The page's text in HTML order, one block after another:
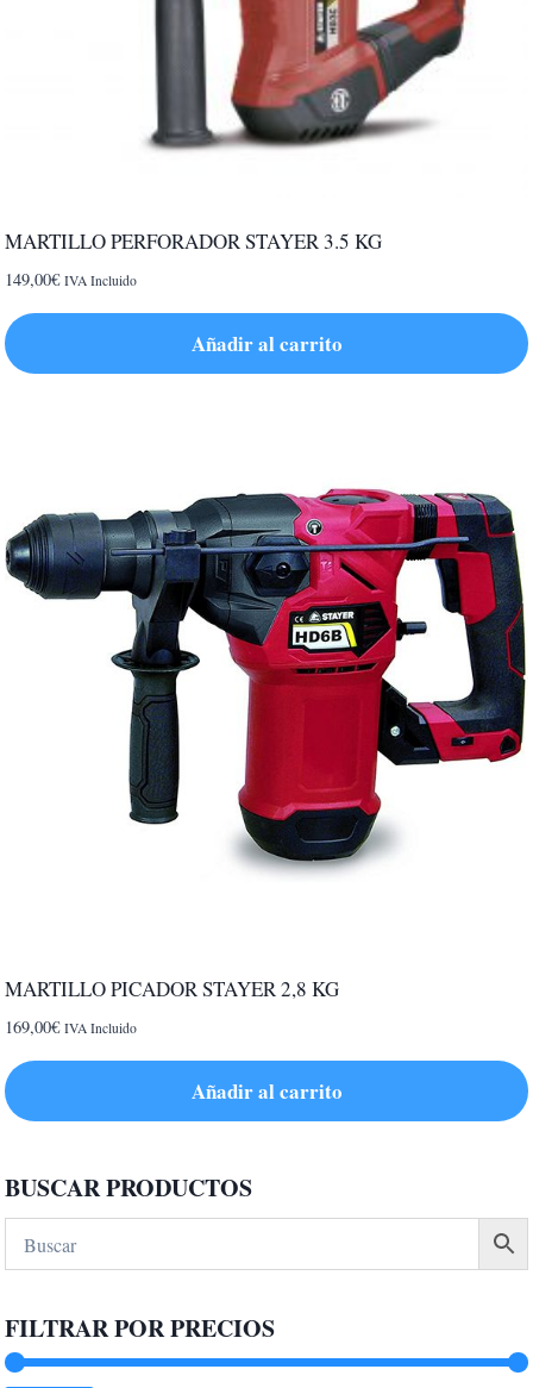
MARTILLO PERFORADOR STAYER 3.5 KG
149,00€ IVA Incluido
Añadir al carrito
MARTILLO PICADOR STAYER 2,8 KG
169,00€ IVA Incluido
Añadir al carrito
BUSCAR PRODUCTOS
FILTRAR POR PRECIOS